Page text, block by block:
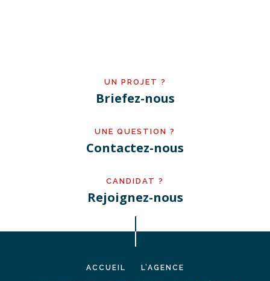
UN PROJET ?
Briefez-nous
UNE QUESTION ?
Contactez-nous
CANDIDAT ?
Rejoignez-nous
ACCUEIL L’AGENCE